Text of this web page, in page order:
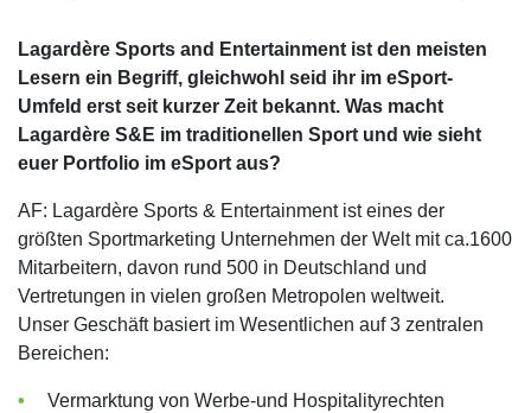
Lagardère Sports and Entertainment ist den meisten
Lesern ein Begriff, gleichwohl seid ihr im eSport-
Umfeld erst seit kurzer Zeit bekannt. Was macht
Lagardère S&E im traditionellen Sport und wie sieht
euer Portfolio im eSport aus?
AF: Lagardère Sports & Entertainment ist eines der
größten Sportmarketing Unternehmen der Welt mit ca.1600
Mitarbeitern, davon rund 500 in Deutschland und
Vertretungen in vielen großen Metropolen weltweit.
Unser Geschäft basiert im Wesentlichen auf 3 zentralen
Bereichen:
Vermarktung von Werbe-und Hospitalityrechten